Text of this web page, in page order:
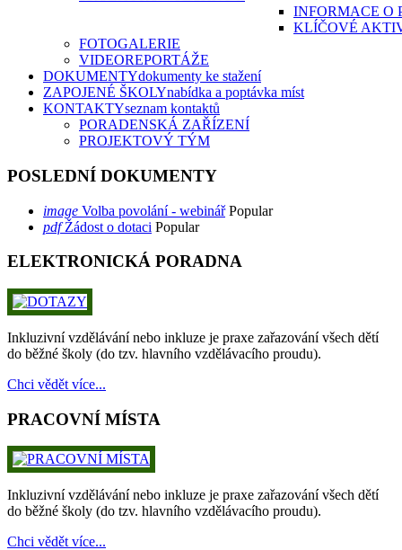
INFORMACE O
KLÍČOVÉ
FOTOGALERIE
VIDEOREPORTÁŽE
DOKUMENTYdokumenty ke stažení
ZAPOJENÉ ŠKOLYnabídka a poptávka míst
KONTAKTYseznam kontaktů
PORADENSKÁ ZAŘÍZENÍ
PROJEKTOVÝ TÝM
POSLEDNÍ DOKUMENTY
image Volba povolání - webinář Popular
pdf Žádost o dotaci Popular
ELEKTRONICKÁ PORADNA
Inkluzivní vzdělávání nebo inkluze je praxe zařazování všech dětí
do běžné školy (do tzv. hlavního vzdělávacího proudu).
Chci vědět více...
PRACOVNÍ MÍSTA
Inkluzivní vzdělávání nebo inkluze je praxe zařazování všech dětí
do běžné školy (do tzv. hlavního vzdělávacího proudu).
Chci vědět více...